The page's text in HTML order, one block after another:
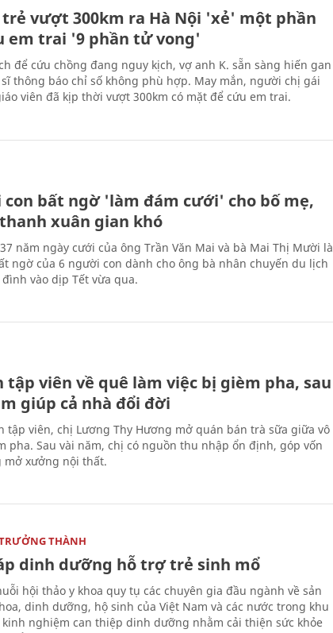
trẻ vượt 300km ra Hà Nội 'xẻ' một phần
em trai '9 phần tử vong'
để cứu chồng đang nguy kịch, vợ anh K. sẵn sàng hiến gan
thông báo chỉ số không phù hợp. May mắn, người chị gái
viên đã kịp thời vượt 300km có mặt để cứu em trai.
bất ngờ 'làm đám cưới' cho bố mẹ,
xuân gian khó
năm ngày cưới của ông Trần Văn Mai và bà Mai Thị Mười là
ngờ của 6 người con dành cho ông bà nhân chuyến du lịch
vào dịp Tết vừa qua.
tập viên về quê làm việc bị gièm pha, sau
giúp cả nhà đổi đời
tập viên, chị Lương Thy Hương mở quán bán trà sữa giữa vô
pha. Sau vài năm, chị có nguồn thu nhập ổn định, góp vốn
mở xưởng nội thất.
THÀNH
dinh dưỡng hỗ trợ trẻ sinh mổ
hội thảo y khoa quy tụ các chuyên gia đầu ngành về sản
dinh dưỡng, hộ sinh của Việt Nam và các nước trong khu
kinh nghiệm can thiệp dinh dưỡng nhằm cải thiện sức khỏe